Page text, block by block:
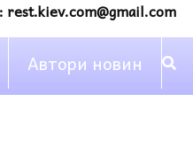
rest.kiev.com@gmail.com
Автори новин